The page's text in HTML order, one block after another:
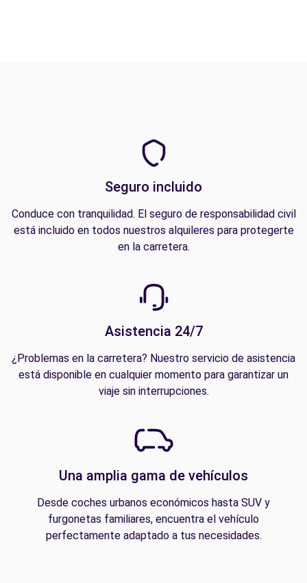
Seguro incluido
Conduce con tranquilidad. El seguro de responsabilidad civil
está incluido en todos nuestros alquileres para protegerte
en la carretera.
Asistencia 24/7
¿Problemas en la carretera? Nuestro servicio de asistencia
está disponible en cualquier momento para garantizar un
viaje sin interrupciones.
Una amplia gama de vehículos
Desde coches urbanos económicos hasta SUV y
furgonetas familiares, encuentra el vehículo
perfectamente adaptado a tus necesidades.